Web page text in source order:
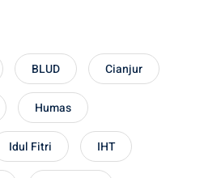
BLUD Cianjur
Humas
Idul Fitri IHT